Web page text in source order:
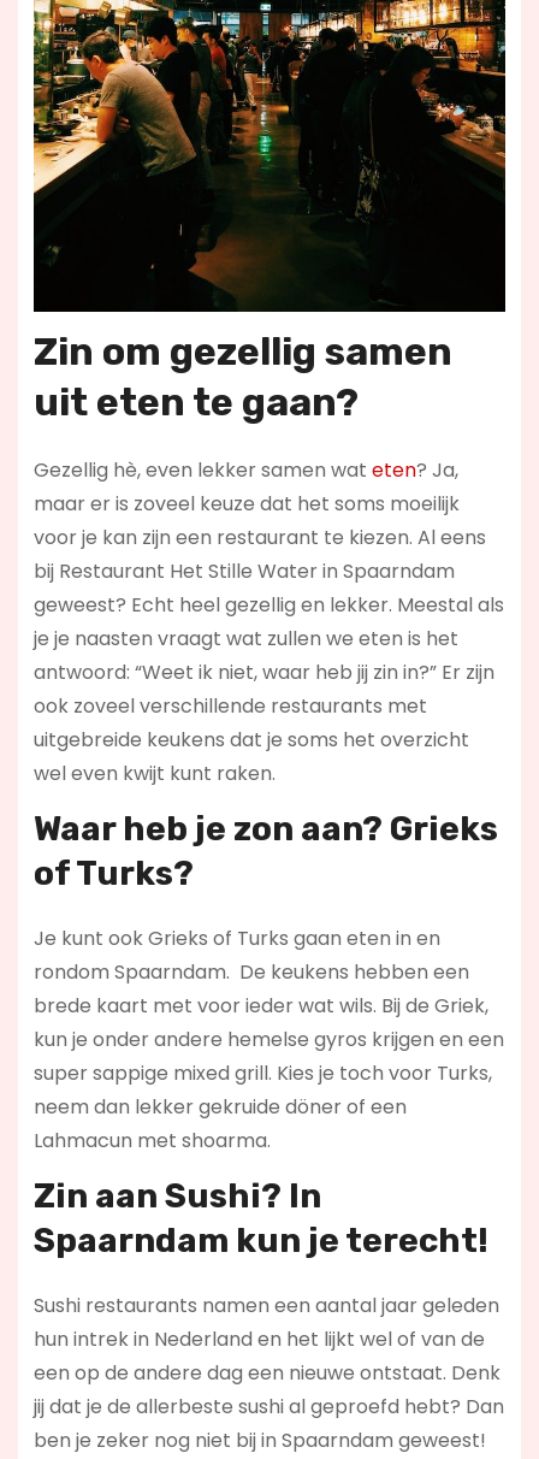
Zin om gezellig samen
uit eten te gaan?
Gezellig hè, even lekker samen wat eten? Ja,
maar er is zoveel keuze dat het soms moeilijk
voor je kan zijn een restaurant te kiezen. Al eens
bij Restaurant Het Stille Water in Spaarndam
geweest? Echt heel gezellig en lekker. Meestal als
je je naasten vraagt wat zullen we eten is het
antwoord: “Weet ik niet, waar heb jij zin in?” Er zijn
ook zoveel verschillende restaurants met
uitgebreide keukens dat je soms het overzicht
wel even kwijt kunt raken.
Waar heb je zon aan? Grieks
of Turks?
Je kunt ook Grieks of Turks gaan eten in en
rondom Spaarndam. De keukens hebben een
brede kaart met voor ieder wat wils. Bij de Griek,
kun je onder andere hemelse gyros krijgen en een
super sappige mixed grill. Kies je toch voor Turks,
neem dan lekker gekruide döner of een
Lahmacun met shoarma.
Zin aan Sushi? In
Spaarndam kun je terecht!
Sushi restaurants namen een aantal jaar geleden
hun intrek in Nederland en het lijkt wel of van de
een op de andere dag een nieuwe ontstaat. Denk
jij dat je de allerbeste sushi al geproefd hebt? Dan
ben je zeker nog niet bij in Spaarndam geweest!